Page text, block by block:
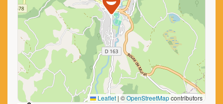
Leaflet | ©OpenStreetMapcontributors